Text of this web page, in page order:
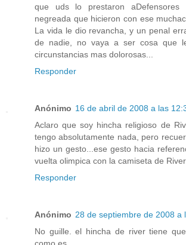
que uds lo prestaron aDefensores
negreada que hicieron con ese
La vida le dio revancha, y un penal
de nadie, no vaya a ser cosa que
circunstancias mas dolorosas...
Responder
Anónimo 16 de abril de 2008 a las
Aclaro que soy hincha religioso de
tengo absolutamente nada, pero
hizo un gesto...ese gesto hacia
vuelta olimpica con la camiseta de
Responder
Anónimo 28 de septiembre de 2008 a
No guille. el hincha de river tiene